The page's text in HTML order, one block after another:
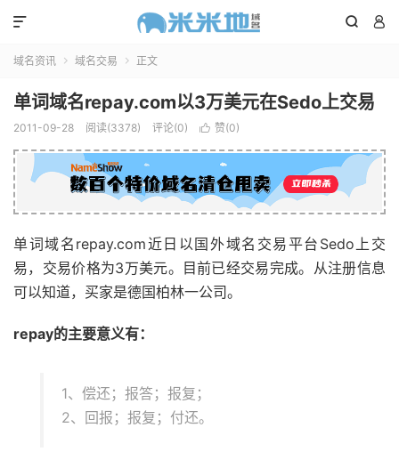
 

域名资讯  域名交易  正文
单词域名repay.com以3万美元在Sedo上交易
2011-09-28 阅读(3378) 评论(0)  赞(0)
单词域名repay.com近日以国外域名交易平台Sedo上交
易，交易价格为3万美元。目前已经交易完成。从注册信息
可以知道，买家是德国柏林一公司。
repay的主要意义有：
1、偿还；报答；报复；
2、回报；报复；付还。